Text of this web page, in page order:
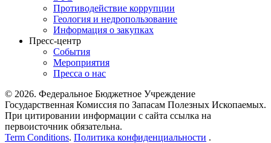
Противодействие коррупции
Геология и недропользование
Информация о закупках
Пресс-центр
События
Мероприятия
Пресса о нас
© 2026. Федеральное Бюджетное Учреждение
Государственная Комиссия по Запасам Полезных Ископаемых.
При цитировании информации с сайта ссылка на
первоисточник обязательна.
Term Conditions. Политика конфиденциальности .